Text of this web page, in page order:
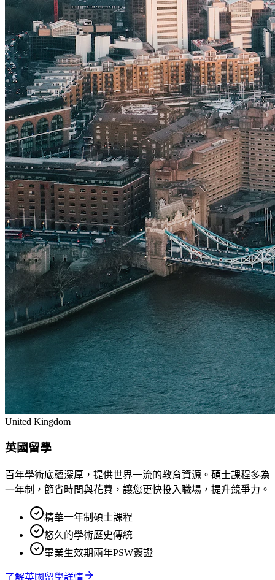
United Kingdom
英國留學
百年學術底蘊深厚，提供世界一流的教育資源。碩士課程多為
一年制，節省時間與花費，讓您更快投入職場，提升競爭力。
精華一年制碩士課程
悠久的學術歷史傳統
畢業生效期兩年PSW簽證
了解英國留學詳情